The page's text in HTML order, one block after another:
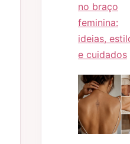
no braço
feminina:
ideias,
e cuidados